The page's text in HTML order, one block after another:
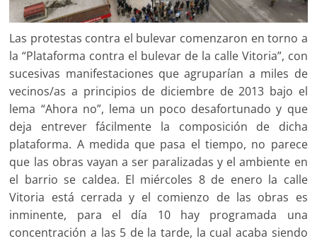
Las protestas contra el bulevar comenzaron en torno a
la “Plataforma contra el bulevar de la calle Vitoria”, con
sucesivas manifestaciones que agruparían a miles de
vecinos/as a principios de diciembre de 2013 bajo el
lema “Ahora no”, lema un poco desafortunado y que
deja entrever fácilmente la composición de dicha
plataforma. A medida que pasa el tiempo, no parece
que las obras vayan a ser paralizadas y el ambiente en
el barrio se caldea. El miércoles 8 de enero la calle
Vitoria está cerrada y el comienzo de las obras es
inminente, para el día 10 hay programada una
concentración a las 5 de la tarde, la cual acaba siendo